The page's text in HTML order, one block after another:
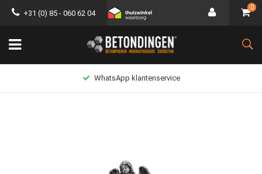
+31 (0) 85 - 060 62 04
0
WhatsApp klantenservice